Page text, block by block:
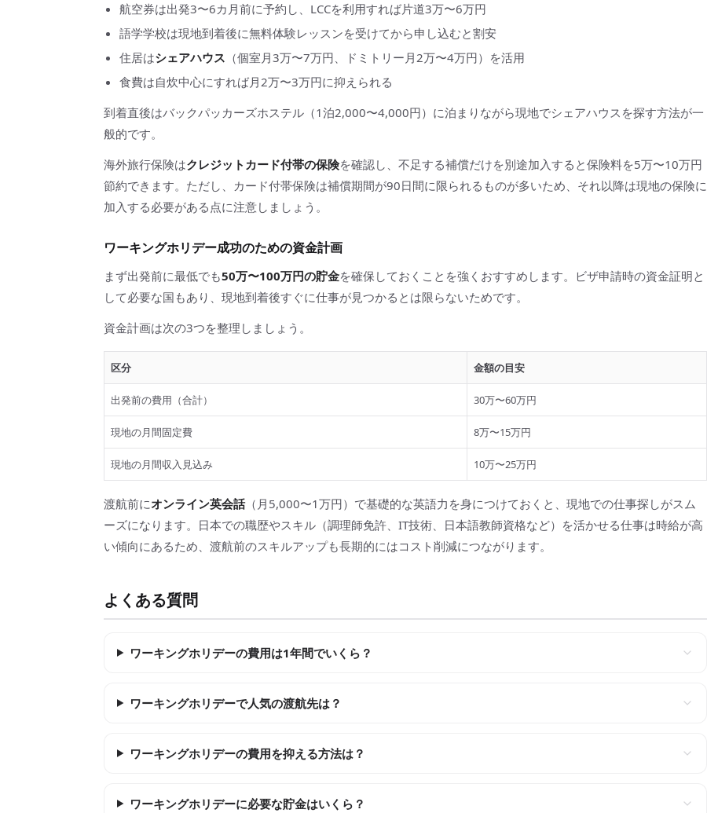
航空券は出発3〜6カ月前に予約し、LCCを利用すれば片道3万〜6万円
語学学校は現地到着後に無料体験レッスンを受けてから申し込むと割安
住居はシェアハウス （個室月3万〜7万円、ドミトリー月2万〜4万円）を活用
食費は自炊中心にすれば月2万〜3万円に抑えられる
到着直後はバックパッカーズホステル（1泊2,000〜4,000円）に泊まりながら現地でシェアハウスを探す方法が一
般的です。
海外旅行保険はクレジットカード付帯の保険を確認し、不足する補償だけを別途加入すると保険料を5万〜10万円
節約できます。ただし、カード付帯保険は補償期間が90日間に限られるものが多いため、それ以降は現地の保険に
加入する必要がある点に注意しましょう。
ワーキングホリデー成功のための資金計画
まず出発前に最低でも50万〜100万円の貯金を確保しておくことを強くおすすめします。ビザ申請時の資金証明と
して必要な国もあり、現地到着後すぐに仕事が見つかるとは限らないためです。
資金計画は次の3つを整理しましょう。
区分 金額の目安
出発前の費用（合計） 30万〜60万円
現地の月間固定費 8万〜15万円
現地の月間収入見込み 10万〜25万円
渡航前にオンライン英会話（月5,000〜1万円）で基礎的な英語力を身につけておくと、現地での仕事探しがスム
ーズになります。日本での職歴やスキル（調理師免許、IT技術、日本語教師資格など）を活かせる仕事は時給が高
い傾向にあるため、渡航前のスキルアップも長期的にはコスト削減につながります。
よくある質問
ワーキングホリデーの費用は1年間でいくら？
ワーキングホリデーで人気の渡航先は？
ワーキングホリデーの費用を抑える方法は？
ワーキングホリデーに必要な貯金はいくら？